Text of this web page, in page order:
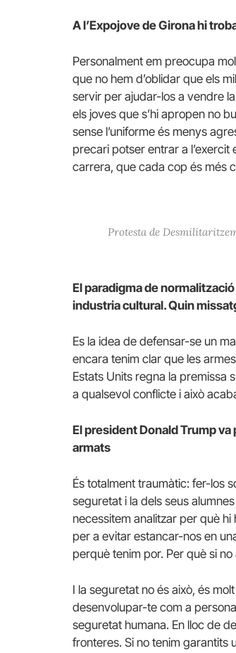
A l’Expojove de Girona hi
Personalment em preocupa
que no hem d’oblidar que els
servir per ajudar-los a vendre
els joves que s’hi apropen no
sense l’uniforme és menys
precari potser entrar a
carrera, que cada cop és més
Protesta de
El paradigma de
industria cultural. Quin
Es la idea de defensar-se un
encara tenim clar que les
Estats Units regna la premissa
a qualsevol conflicte i això
El president Donald Trump
armats
És totalment traumàtic: fer-los
seguretat i la dels seus
necessitem analitzar per què
per a evitar estancar-nos en
perquè tenim por. Per què si
I la seguretat no és això, és
desenvolupar-te com a
seguretat humana. En lloc de
fronteres. Si no tenim garantits